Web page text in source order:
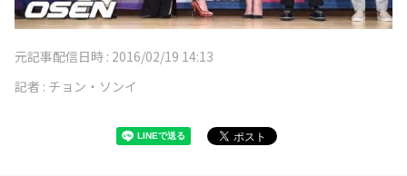
元記事配信日時 : 2016/02/19 14:13
記者 : チョン・ソンイ